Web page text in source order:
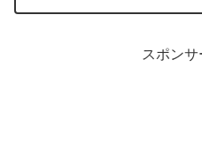
スポンサ